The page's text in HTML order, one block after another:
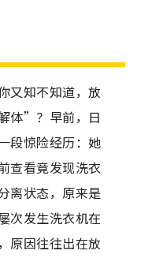
又知不知道，放
体”？早前，日
段惊险经历：她
查看竟发现洗衣
离状态，原来是
次发生洗衣机在
原因往往出在放